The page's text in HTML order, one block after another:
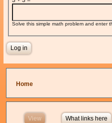
Solve this simple math problem and enter
You are here
Home
View (active tab)What links here